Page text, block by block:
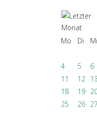
Mo
Di Mi
4
5 6
11
12 13
18
19
25
26 27